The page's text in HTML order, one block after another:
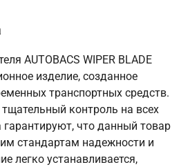
AUTOBACS WIPER BLADE
изделие, созданное
транспортных средств.
контроль на всех
гарантируют, что данный товар
стандартам надежности и
легко устанавливается,